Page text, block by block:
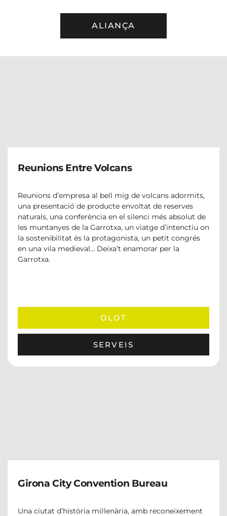
ALIANÇA
Reunions Entre Volcans
Reunions d’empresa al bell mig de volcans adormits,
una presentació de producte envoltat de reserves
naturals, una conferència en el silenci més absolut de
les muntanyes de la Garrotxa, un viatge d’intenctiu on
la sostenibilitat és la protagonista, un petit congrés
en una vila medieval… Deixa’t enamorar per la
Garrotxa.
OLOT
SERVEIS
Girona City Convention Bureau
Una ciutat d’història mil·lenària, amb reconeixement